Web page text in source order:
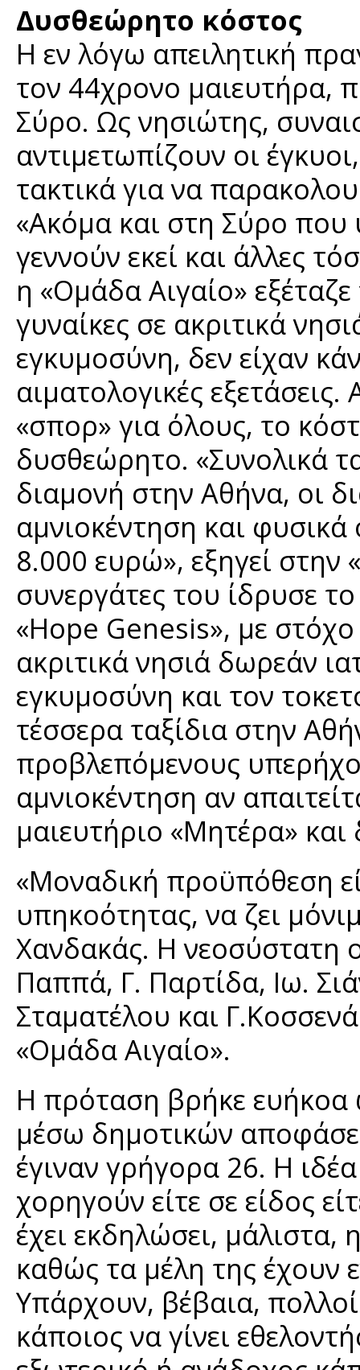
Δυσθεώρητο κόστος
Η εν λόγω απειλητική
τον 44χρονο μαιευτήρα,
Σύρο. Ως νησιώτης,
αντιμετωπίζουν οι
τακτικά για να
«Ακόμα και στη Σύρο που
γεννούν εκεί και άλλες
η «Ομάδα Αιγαίο»
γυναίκες σε ακριτικά
εγκυμοσύνη, δεν είχαν
αιματολογικές
«σπορ» για όλους, το
δυσθεώρητο. «Συνολικά
διαμονή στην Αθήνα, οι
αμνιοκέντηση και
8.000 ευρώ», εξηγεί
συνεργάτες του ίδρυσε
«Hope Genesis», με
ακριτικά νησιά δωρεάν
εγκυμοσύνη και τον
τέσσερα ταξίδια στην
προβλεπόμενους
αμνιοκέντηση αν
μαιευτήριο «Μητέρα»
«Μοναδική προϋπόθεση
υπηκοότητας, να ζει
Χανδακάς. Η νεοσύστατη
Παππά, Γ. Παρτίδα, Ιω.
Σταματέλου και
«Ομάδα Αιγαίο».
Η πρόταση βρήκε ευήκοα
μέσω δημοτικών
έγιναν γρήγορα 26. Η
χορηγούν είτε σε είδος
έχει εκδηλώσει, μάλιστα,
καθώς τα μέλη της έχουν
Υπάρχουν, βέβαια,
κάποιος να γίνει